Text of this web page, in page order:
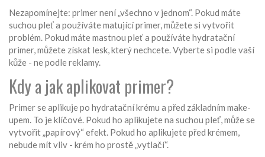
Nezapomínejte: primer není „všechno v jednom“. Pokud máte
suchou pleť a používáte matující primer, můžete si vytvořit
problém. Pokud máte mastnou pleť a používáte hydratační
primer, můžete získat lesk, který nechcete. Vyberte si podle vaší
kůže - ne podle reklamy.
Kdy a jak aplikovat primer?
Primer se aplikuje po hydratační krému a před základním make-
upem. To je klíčové. Pokud ho aplikujete na suchou pleť, může se
vytvořit „papírový“ efekt. Pokud ho aplikujete před krémem,
nebude mít vliv - krém ho prostě „vytlačí“.